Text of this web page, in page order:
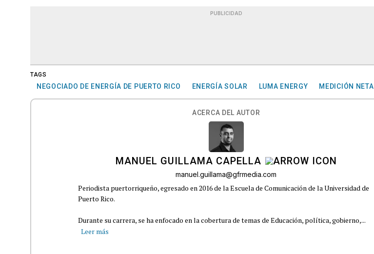
PUBLICIDAD
TAGS
NEGOCIADO DE ENERGÍA DE PUERTO RICO ENERGÍA SOLAR LUMA ENERGY MEDICIÓN NETA
ACERCA DEL AUTOR
MANUEL GUILLAMA CAPELLA
manuel.guillama@gfrmedia.com
Periodista puertorriqueño, egresado en 2016 de la Escuela de Comunicación de la Universidad de
Puerto Rico.
Durante su carrera, se ha enfocado en la cobertura de temas de Educación, política, gobierno,...
Leer más